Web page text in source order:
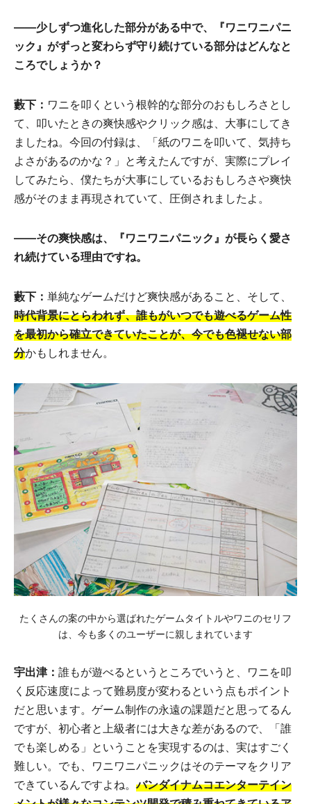
――少しずつ進化した部分がある中で、『ワニワニパニ
ック』がずっと変わらず守り続けている部分はどんなと
ころでしょうか？
藪下： ワニを叩くという根幹的な部分のおもしろさとし
て、叩いたときの爽快感やクリック感は、大事にしてき
ましたね。今回の付録は、「紙のワニを叩いて、気持ち
よさがあるのかな？」と考えたんですが、実際にプレイ
してみたら、僕たちが大事にしているおもしろさや爽快
感がそのまま再現されていて、圧倒されましたよ。
――その爽快感は、『ワニワニパニック』が長らく愛さ
れ続けている理由ですね。
藪下： 単純なゲームだけど爽快感があること、そして、
時代背景にとらわれず、誰もがいつでも遊べるゲーム性
を最初から確立できていたことが、今でも色褪せない部
分かもしれません。
たくさんの案の中から選ばれたゲームタイトルやワニのセリフ
は、今も多くのユーザーに親しまれています
宇出津： 誰もが遊べるというところでいうと、ワニを叩
く反応速度によって難易度が変わるという点もポイント
だと思います。ゲーム制作の永遠の課題だと思ってるん
ですが、初心者と上級者には大きな差があるので、「誰
でも楽しめる」ということを実現するのは、実はすごく
難しい。でも、ワニワニパニックはそのテーマをクリア
できているんですよね。バンダイナムコエンターテイン